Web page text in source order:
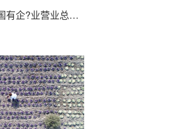
财政部：1;-10月国有企?业营业总收入同比增长0.9%，利润总额同比下降3.0%